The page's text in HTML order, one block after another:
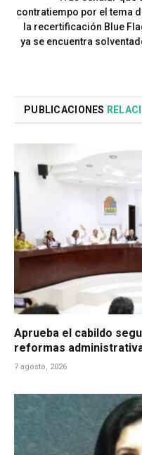
contratiempo por el tema
la recertificación Blue
ya se encuentra
PUBLICACIONES
Aprueba el cabildo
reformas
7 agosto, 2026